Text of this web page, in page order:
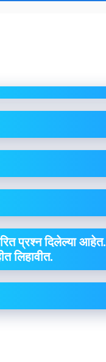
प्रश्न दिलेल्या आहेत.
लिहावीत.